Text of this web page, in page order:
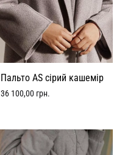
Пальто AS сірий кашемір
36 100,00 грн.